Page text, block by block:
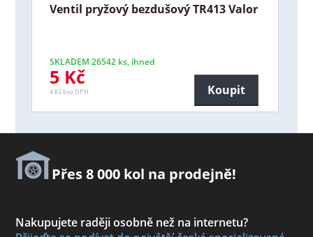
Ventil pryžový bezdušový TR413 Valor
SKLADEM 26542 ks, ihned
5 Kč
4 Kč bez DPH Koupit
Přes 8 000 kol na prodejně!
Nakupujete raději osobně než na internetu?